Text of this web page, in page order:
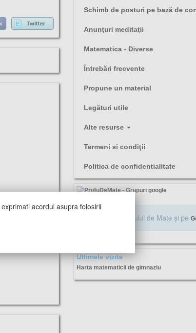
Schimb de posturi pe bază de
Anunţuri meditaţii
Matematica - Diverse
Întrebări frecvente
Propune un material
Legături utile
Alte resurse
Termeni si condiţii
Politica de confidentialitate
Alăturaţi-vă Profului de Mate şi pe
Ultimele vizite
Harta matematicii de gimnaziu
acordul asupra folosirii